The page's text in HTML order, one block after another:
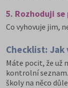
5. Rozhoduji
Co vyhovuje jim,
Checklist: Jak
Máte pocit, že už
kontrolní
školy na něco